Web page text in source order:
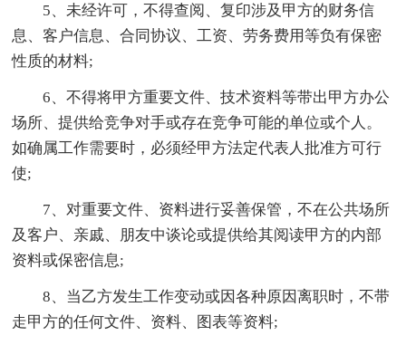
5、未经许可，不得查阅、复印涉及甲方的财务信
息、客户信息、合同协议、工资、劳务费用等负有保密
性质的材料;
6、不得将甲方重要文件、技术资料等带出甲方办公
场所、提供给竞争对手或存在竞争可能的单位或个人。
如确属工作需要时，必须经甲方法定代表人批准方可行
使;
7、对重要文件、资料进行妥善保管，不在公共场所
及客户、亲戚、朋友中谈论或提供给其阅读甲方的内部
资料或保密信息;
8、当乙方发生工作变动或因各种原因离职时，不带
走甲方的任何文件、资料、图表等资料;